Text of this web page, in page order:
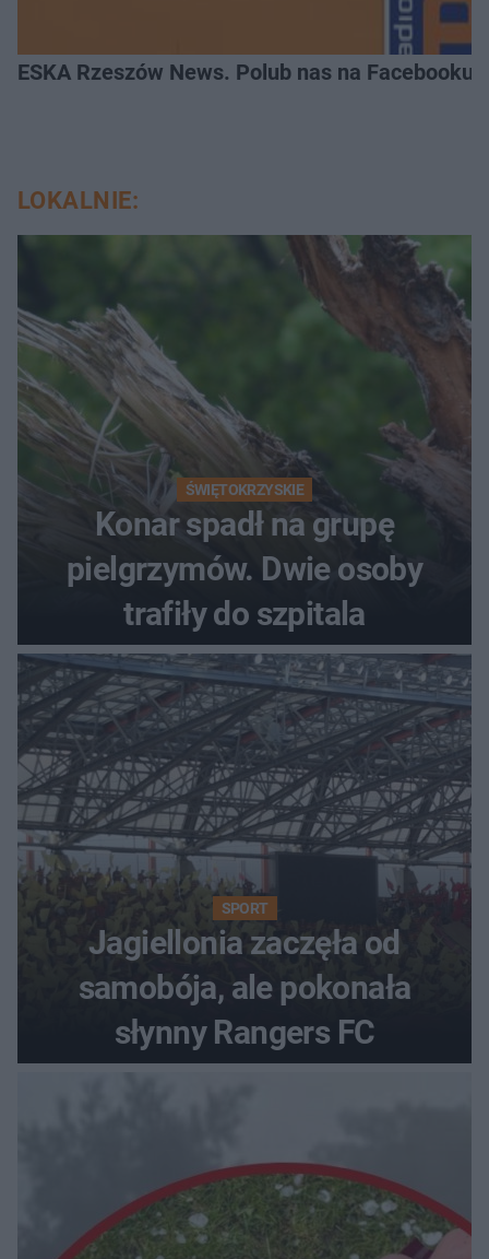
ESKA Rzeszów News. Polub nas na Facebooku!
LOKALNIE:
ŚWIĘTOKRZYSKIE
Konar spadł na grupę
pielgrzymów. Dwie osoby
trafiły do szpitala
SPORT
Jagiellonia zaczęła od
samobója, ale pokonała
słynny Rangers FC